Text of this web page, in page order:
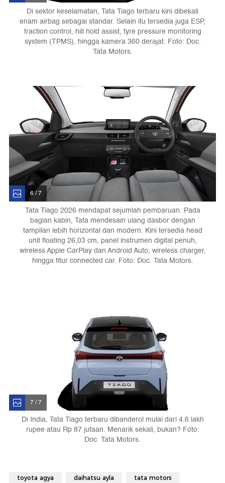
Di sektor keselamatan, Tata Tiago terbaru kini dibekali
enam airbag sebagai standar. Selain itu tersedia juga ESP,
traction control, hill hold assist, tyre pressure monitoring
system (TPMS), hingga kamera 360 derajat. Foto: Doc.
Tata Motors.
6 / 7
Tata Tiago 2026 mendapat sejumlah pembaruan. Pada
bagian kabin, Tata mendesain ulang dasbor dengan
tampilan lebih horizontal dan modern. Kini tersedia head
unit floating 26,03 cm, panel instrumen digital penuh,
wireless Apple CarPlay dan Android Auto, wireless charger,
hingga fitur connected car. Foto: Doc. Tata Motors.
7 / 7
Di India, Tata Tiago terbaru dibanderol mulai dari 4.6 lakh
rupee atau Rp 87 jutaan. Menarik sekali, bukan? Foto:
Doc. Tata Motors.
toyota agya daihatsu ayla tata motors